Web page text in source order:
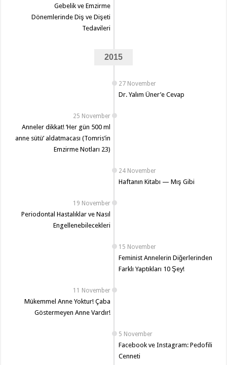
Gebelik ve Emzirme
Dönemlerinde Diş ve Dişeti
Tedavileri
2015
27 November
Dr. Yalım Üner’e Cevap
25 November
Anneler dikkat! ‘Her gün 500 ml
anne sütü’ aldatmacası (Tomris’in
Emzirme Notları 23)
24 November
Haftanın Kitabı — Mış Gibi
19 November
Periodontal Hastalıklar ve Nasıl
Engellenebilecekleri
15 November
Feminist Annelerin Diğerlerinden
Farklı Yaptıkları 10 Şey!
11 November
Mükemmel Anne Yoktur! Çaba
Göstermeyen Anne Vardır!
5 November
Facebook ve Instagram: Pedofili
Cenneti